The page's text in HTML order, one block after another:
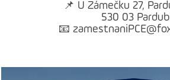
📌 U Zámečku 27,
530 03
📧